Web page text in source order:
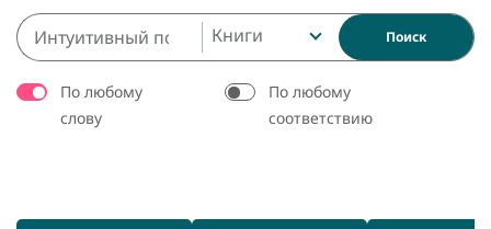
Книги Поиск
По любому
слову
По любому
соответствию